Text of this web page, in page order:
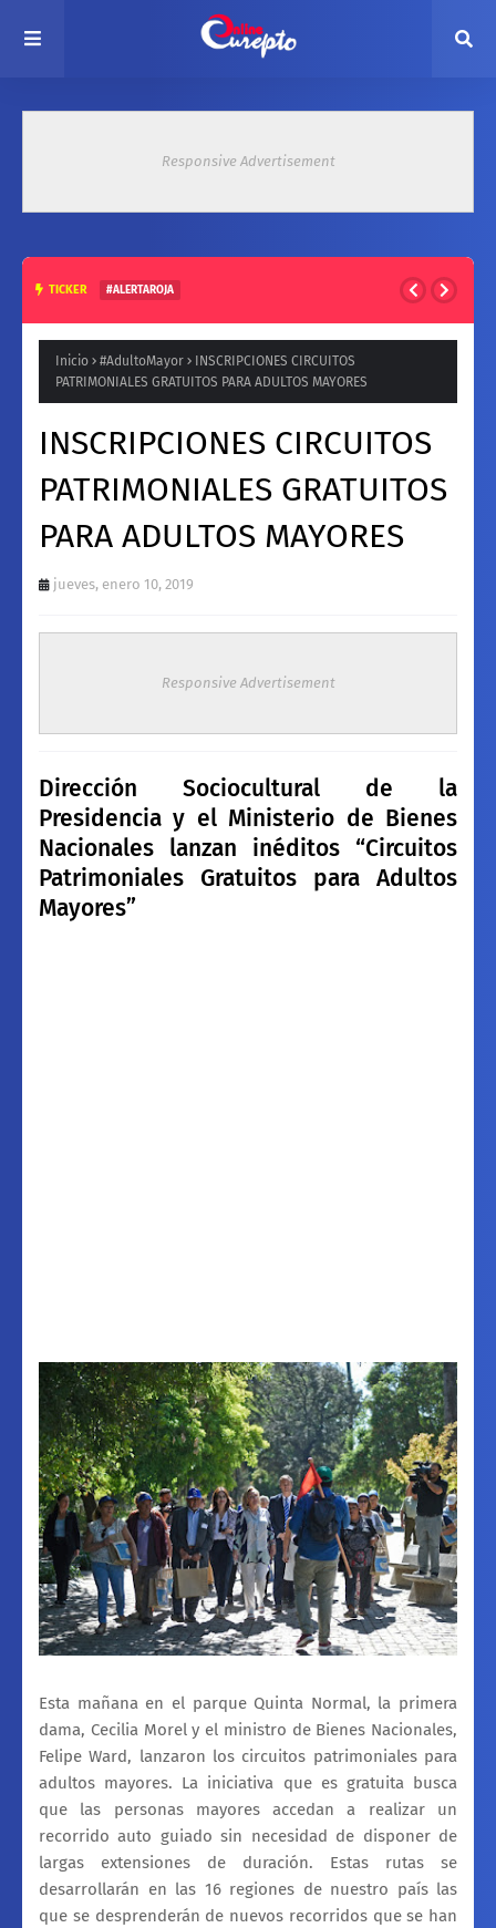
Responsive Advertisement
TICKER #ALERTAROJA
Inicio #AdultoMayor
INSCRIPCIONES CIRCUITOS
PATRIMONIALES GRATUITOS PARA ADULTOS MAYORES
INSCRIPCIONES CIRCUITOS
PATRIMONIALES GRATUITOS
PARA ADULTOS MAYORES
jueves, enero 10, 2019
Responsive Advertisement
Dirección Sociocultural de la
Presidencia y el Ministerio de Bienes
Nacionales lanzan inéditos “Circuitos
Patrimoniales Gratuitos para Adultos
Mayores”
Esta mañana en el parque Quinta Normal, la primera
dama, Cecilia Morel y el ministro de Bienes Nacionales,
Felipe Ward, lanzaron los circuitos patrimoniales para
adultos mayores. La iniciativa que es gratuita busca
que las personas mayores accedan a realizar un
recorrido auto guiado sin necesidad de disponer de
largas extensiones de duración. Estas rutas se
desarrollarán en las 16 regiones de nuestro país las
que se desprenderán de nuevos recorridos que se han